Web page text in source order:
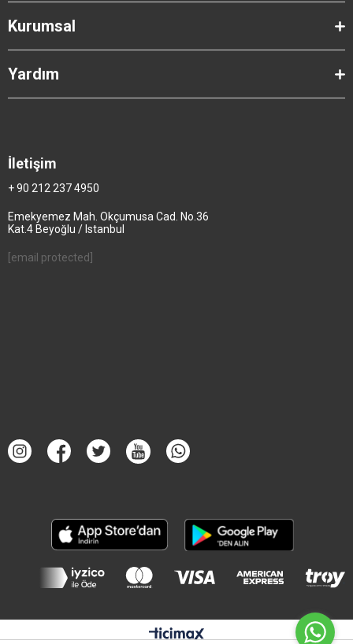
Kurumsal
Yardım
İletişim
+ 90 212 237 4950
Emekyemez Mah. Okçumusa Cad. No.36
Kat.4 Beyoğlu / Istanbul
[email protected]